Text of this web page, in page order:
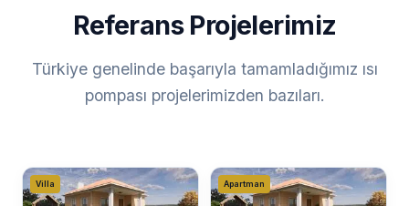
Referans Projelerimiz
Türkiye genelinde başarıyla tamamladığımız ısı
pompası projelerimizden bazıları.
Villa Apartman